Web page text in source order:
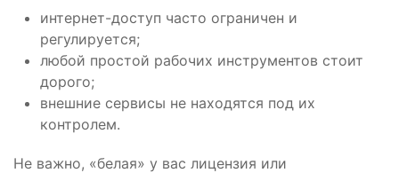
интернет-доступ часто ограничен и
регулируется;
любой простой рабочих инструментов стоит
дорого;
внешние сервисы не находятся под их
контролем.
Не важно, «белая» у вас лицензия или